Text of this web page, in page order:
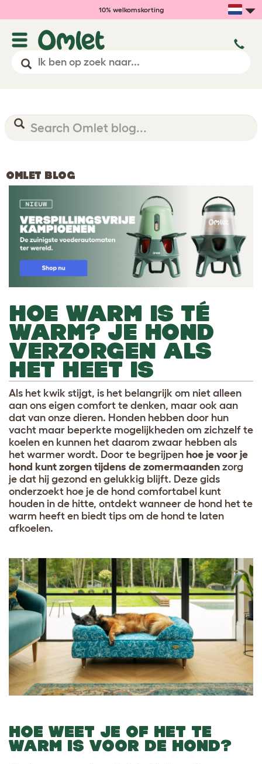
10% welkomskorting
OMLET BLOG
HOE WARM IS TÉ
WARM? JE HOND
VERZORGEN ALS
HET HEET IS
Als het kwik stijgt, is het belangrijk om niet alleen
aan ons eigen comfort te denken, maar ook aan
dat van onze dieren. Honden hebben door hun
vacht maar beperkte mogelijkheden om zichzelf te
koelen en kunnen het daarom zwaar hebben als
het warmer wordt. Door te begrijpen hoe je voor je
hond kunt zorgen tijdens de zomermaanden zorg
je dat hij gezond en gelukkig blijft. Deze gids
onderzoekt hoe je de hond comfortabel kunt
houden in de hitte, ontdekt wanneer de hond het te
warm heeft en biedt tips om de hond te laten
afkoelen.
HOE WEET JE OF HET TE
WARM IS VOOR DE HOND?